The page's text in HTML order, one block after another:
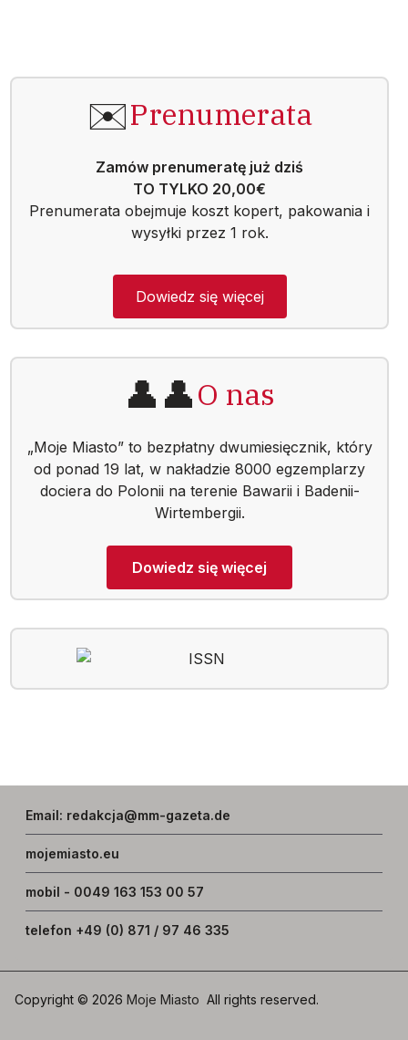
👤👤O nas
„Moje Miasto” to bezpłatny dwumiesięcznik, który
dociera do Polonii na terenie Bawarii i Badenii-
Wirtembergii.
Email: redakcja@mm-gazeta.de
mojemiasto.eu
mobil - 0049 163 153 00 57
telefon +49 (0) 871 / 97 46 335
Copyright © 2026 Moje Miasto All rights reserved.